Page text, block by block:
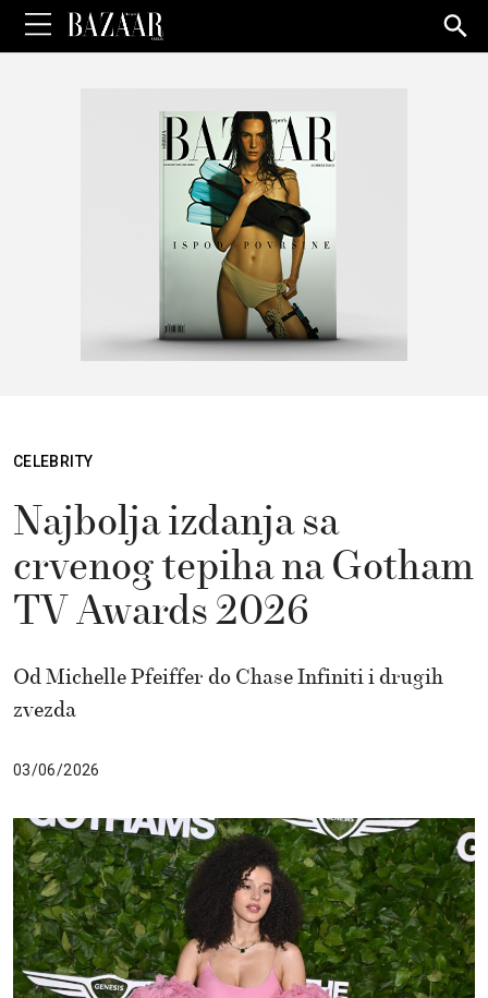
for:
CELEBRITY
Najbolja izdanja sa
crvenog tepiha na Gotham
TV Awards 2026
Od Michelle Pfeiffer do Chase Infiniti i drugih
zvezda
03/06/2026